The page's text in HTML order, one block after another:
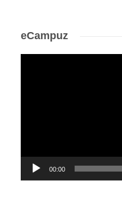
eCampuz
00:00